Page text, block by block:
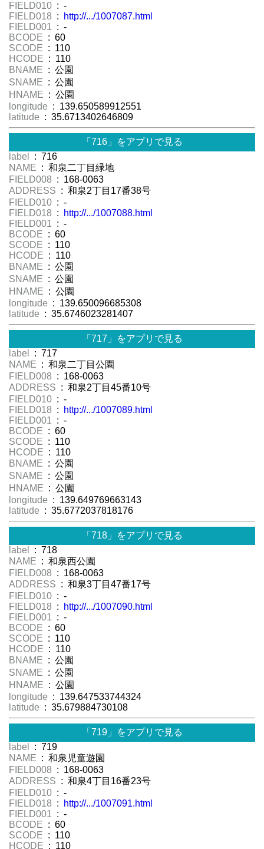
FIELD010 : -
FIELD018 :
http://.../1007087.html
FIELD001 : -
BCODE : 60
SCODE : 110
HCODE : 110
BNAME : 公園
SNAME : 公園
HNAME : 公園
longitude : 139.650589912551
latitude : 35.6713402646809
「716」をアプリで見る
label
: 716
NAME : 和泉二丁目緑地
FIELD008 : 168-0063
ADDRESS : 和泉2丁目17番38号
FIELD010 : -
FIELD018 :
http://.../1007088.html
FIELD001 : -
BCODE : 60
SCODE : 110
HCODE : 110
BNAME : 公園
SNAME : 公園
HNAME : 公園
longitude : 139.650096685308
latitude : 35.6746023281407
「717」をアプリで見る
label
: 717
NAME : 和泉二丁目公園
FIELD008 : 168-0063
ADDRESS : 和泉2丁目45番10号
FIELD010 : -
FIELD018 :
http://.../1007089.html
FIELD001 : -
BCODE : 60
SCODE : 110
HCODE : 110
BNAME : 公園
SNAME : 公園
HNAME : 公園
longitude : 139.649769663143
latitude : 35.6772037818176
「718」をアプリで見る
label
: 718
NAME : 和泉西公園
FIELD008 : 168-0063
ADDRESS : 和泉3丁目47番17号
FIELD010 : -
FIELD018 :
http://.../1007090.html
FIELD001 : -
BCODE : 60
SCODE : 110
HCODE : 110
BNAME : 公園
SNAME : 公園
HNAME : 公園
longitude : 139.647533744324
latitude : 35.679884730108
「719」をアプリで見る
label
: 719
NAME : 和泉児童遊園
FIELD008 : 168-0063
ADDRESS : 和泉4丁目16番23号
FIELD010 : -
FIELD018 :
http://.../1007091.html
FIELD001 : -
BCODE : 60
SCODE : 110
HCODE : 110